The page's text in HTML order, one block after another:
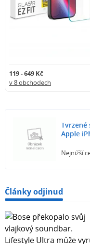
119 - 649 Kč
v 8 obchodech
Tvrzené
Apple
Nejnižší
Články odjinud